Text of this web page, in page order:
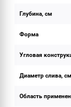
Глубина, см
Форма
Угловая
Диаметр слива, см
Область